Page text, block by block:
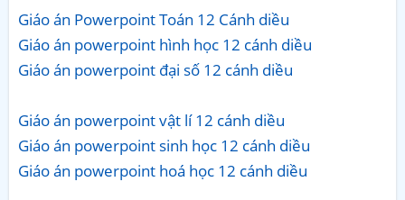
Giáo án Powerpoint Toán 12 Cánh diều
Giáo án powerpoint hình học 12 cánh diều
Giáo án powerpoint đại số 12 cánh diều
Giáo án powerpoint vật lí 12 cánh diều
Giáo án powerpoint sinh học 12 cánh diều
Giáo án powerpoint hoá học 12 cánh diều